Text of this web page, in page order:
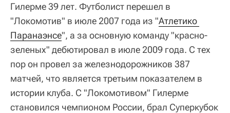
Гилерме 39 лет. Футболист перешел в
"Локомотив" в июле 2007 года из "Атлетико
Паранаэнсе", а за основную команду "красно-
зеленых" дебютировал в июле 2009 года. С тех
пор он провел за железнодорожников 387
матчей, что является третьим показателем в
истории клуба. С "Локомотивом" Гилерме
становился чемпионом России, брал Суперкубок